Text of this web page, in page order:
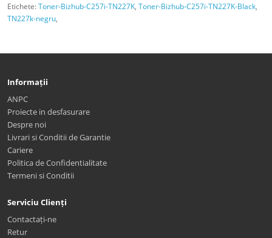
Etichete:Toner-Bizhub-C257i-TN227K, Toner-Bizhub-C257i-TN227K-Black,
TN227k-negru,
Informații
ANPC
Proiecte in desfasurare
Despre noi
Livrari si Conditii de Garantie
Cariere
Politica de Confidentialitate
Termeni si Conditii
Serviciu Clienți
Contactați-ne
Retur